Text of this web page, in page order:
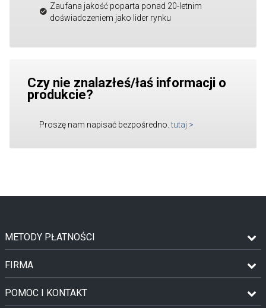
Zaufana jakość poparta ponad 20-letnim
doświadczeniem jako lider rynku
Czy nie znalazłeś/łaś informacji o
produkcie?
Proszę nam napisać bezpośredno. tutaj >
METODY PŁATNOŚCI
FIRMA
POMOC I KONTAKT